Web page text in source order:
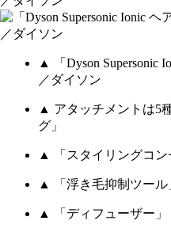
▲ 「Dyson Supersonic
／ダイソン
▲ アタッチメントは5
グ」
▲ 「スタイリングコン
▲ 「浮き毛抑制ツール
▲ 「ディフューザー」